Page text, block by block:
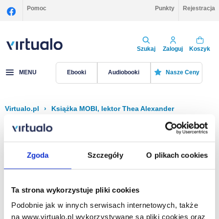
Zgoda Szczegóły O plikach cookies
Ta strona wykorzystuje pliki cookies
Podobnie jak w innych serwisach internetowych, także
na www.virtualo.pl wykorzystywane są pliki cookies oraz
Pomoc Punkty Rejestracja
Szukaj Zaloguj Koszyk
MENU Ebooki Audiobooki Nasze Ceny
Virtualo.pl › Książka MOBI, lektor Thea Alexander
Filtruj Sortuj
Na stronie